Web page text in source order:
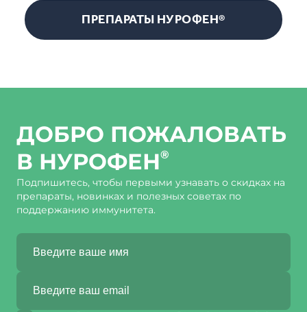
ПРЕПАРАТЫ НУРОФЕН®
ДОБРО ПОЖАЛОВАТЬ
В НУРОФЕН®
Подпишитесь, чтобы первыми узнавать о скидках на
препараты, новинках и полезных советах по
поддержанию иммунитета.